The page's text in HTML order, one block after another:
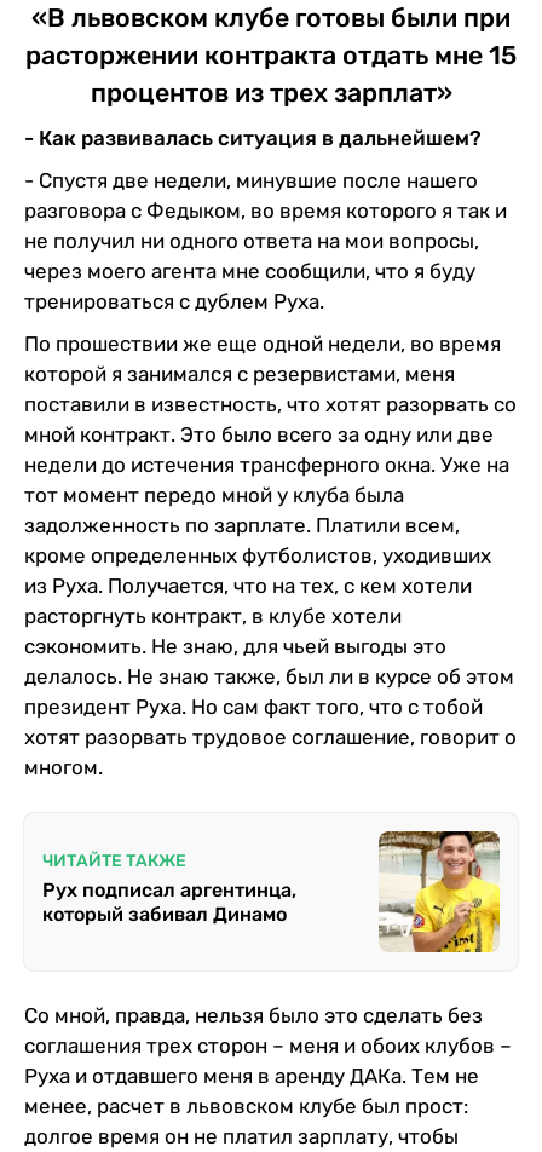
«В львовском клубе готовы были при
расторжении контракта отдать мне 15
процентов из трех зарплат»
- Как развивалась ситуация в дальнейшем?
- Спустя две недели, минувшие после нашего
разговора с Федыком, во время которого я так и
не получил ни одного ответа на мои вопросы,
через моего агента мне сообщили, что я буду
тренироваться с дублем Руха.
По прошествии же еще одной недели, во время
которой я занимался с резервистами, меня
поставили в известность, что хотят разорвать со
мной контракт. Это было всего за одну или две
недели до истечения трансферного окна. Уже на
тот момент передо мной у клуба была
задолженность по зарплате. Платили всем,
кроме определенных футболистов, уходивших
из Руха. Получается, что на тех, с кем хотели
расторгнуть контракт, в клубе хотели
сэкономить. Не знаю, для чьей выгоды это
делалось. Не знаю также, был ли в курсе об этом
президент Руха. Но сам факт того, что с тобой
хотят разорвать трудовое соглашение, говорит о
многом.
ЧИТАЙТЕ ТАКЖЕ
Рух подписал аргентинца,
который забивал Динамо
Со мной, правда, нельзя было это сделать без
соглашения трех сторон – меня и обоих клубов –
Руха и отдавшего меня в аренду ДАКа. Тем не
менее, расчет в львовском клубе был прост:
долгое время он не платил зарплату, чтобы